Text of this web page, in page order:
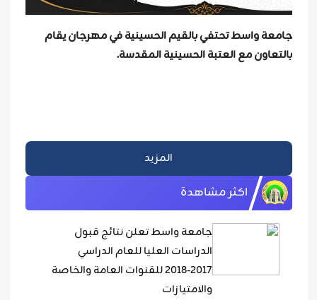
جامعة واسط تحتفي بالقيم الحسينية في مهرجان يقام
بالتعاون مع العتبة الحسينية المقدسة.
المزيد
اكثر مشاهدة
جامعة واسط تعلن نتائج قبول
الدراسات العليا للعام الدراسي
٢٠١٧-٢٠١٨ للقنوات العامة والخاصة
والامتيازات